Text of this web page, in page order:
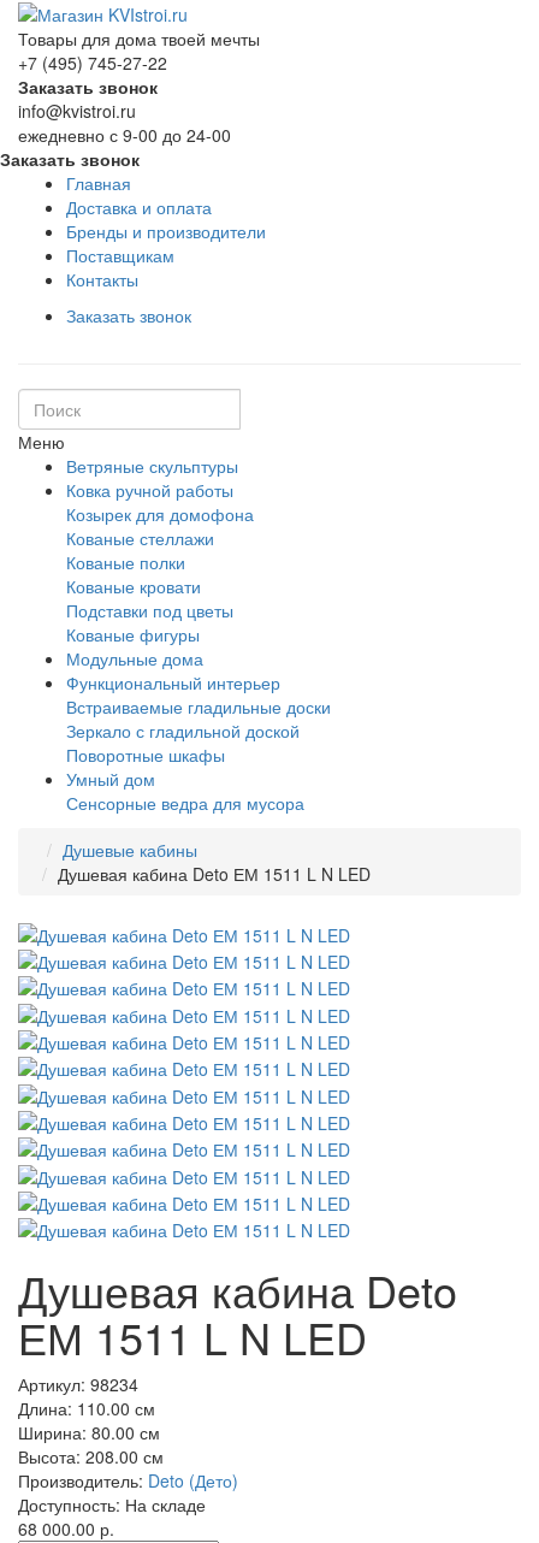
Товары для дома твоей мечты
+7 (495) 745-27-22
Заказать звонок
info@kvistroi.ru
ежедневно с 9-00 до 24-00
Заказать звонок
Главная
Доставка и оплата
Бренды и производители
Поставщикам
Контакты
Заказать звонок
Меню
Ветряные скульптуры
Ковка ручной работы
Козырек для домофона
Кованые стеллажи
Кованые полки
Кованые кровати
Подставки под цветы
Кованые фигуры
Модульные дома
Функциональный интерьер
Встраиваемые гладильные доски
Зеркало с гладильной доской
Поворотные шкафы
Умный дом
Сенсорные ведра для мусора
Душевые кабины
Душевая кабина Deto ЕМ 1511 L N LED
Душевая кабина Deto
ЕМ 1511 L N LED
Артикул: 98234
Длина: 110.00 см
Ширина: 80.00 см
Высота: 208.00 см
Производитель: Deto (Дето)
Доступность: На складе
68 000.00 р.